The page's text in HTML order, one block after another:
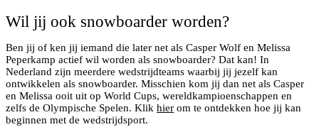
Wil jij ook snowboarder worden?
Ben jij of ken jij iemand die later net als Casper Wolf en Melissa
Peperkamp actief wil worden als snowboarder? Dat kan! In
Nederland zijn meerdere wedstrijdteams waarbij jij jezelf kan
ontwikkelen als snowboarder. Misschien kom jij dan net als Casper
en Melissa ooit uit op World Cups, wereldkampioenschappen en
zelfs de Olympische Spelen. Klik hier om te ontdekken hoe jij kan
beginnen met de wedstrijdsport.